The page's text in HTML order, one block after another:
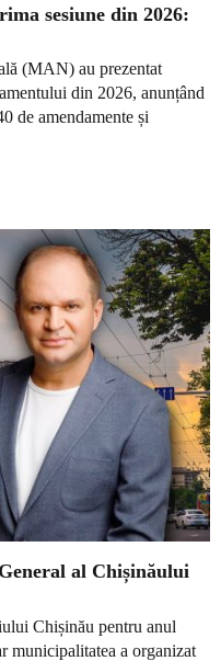
sesiune din 2026:
(MAN) au prezentat
din 2026, anunțând
de amendamente și
al Chișinăului
Chișinău pentru anul
municipalitatea a organizat